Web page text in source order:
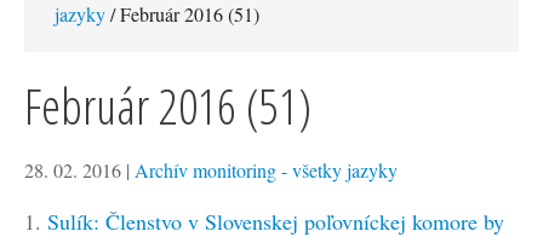
jazyky/ Február 2016 (51)
Február 2016 (51)
28. 02. 2016 | Archív monitoring - všetky jazyky
1. Sulík: Členstvo v Slovenskej poľovníckej komore by